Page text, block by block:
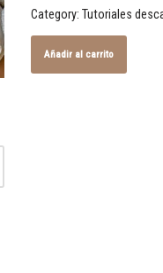
Category: Tutoriales
Añadir al carrito